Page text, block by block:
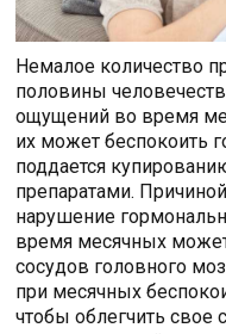
Немалое количество
половины
ощущений во время
их может беспокоить
поддается
препаратами.
нарушение
время месячных
сосудов головного
при месячных
чтобы облегчить свое